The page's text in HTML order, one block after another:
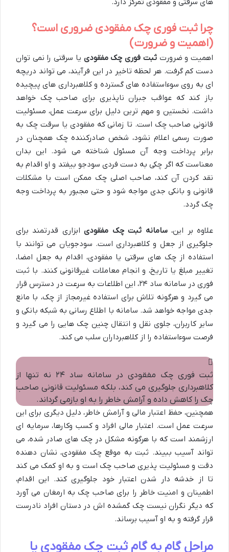
چرا ثبت فوری چک مفقودی ضروری است؟
(اهمیت و ضرورت)
اهمیت و ضرورتثبت فوری چک مفقودی یا سرقتی را نمی توان
دست کم گرفت. هر لحظه تاخیر در این فرآیند، می تواند دریچه
ای به روی سوءاستفاده های گسترده و کلاهبرداری های پیچیده
باز کند که عواقب جبران ناپذیری برای صاحب چک خواهد
داشت. نخستین و مهم ترین دلیل برای سرعت عمل، مسئولیت
قانونی صاحب چک است. تا زمانی که مفقودی یا سرقت چک به
صورت رسمی اعلام نشود، شخص صادرکننده چک همچنان در
برابر پرداخت وجه آن مسئول شناخته می شود. این بدان
معناست که اگر چکی به دست فردی سودجو بیفتد و او اقدام به
نقد کردن آن کند، صاحب اصلی چک ممکن است با مشکلات
قانونی و بانکی جدی مواجه شود و حتی مجبور به پرداخت وجه
چک گردد.
علاوه بر این،سامانه ثبت چک مفقودیابزاری قدرتمند برای
جلوگیری از جعل و کلاهبرداری است. سودجویان می توانند با
استفاده از چک های سرقتی یا مفقودی، اقدام به جعل امضا،
تغییر مبلغ یا تاریخ، و انجام معاملات غیرقانونی کنند. با ثبت
فوری در سامانه ساد ۲۴، این اطلاعات به سرعت در دسترس قرار
می گیرد و هرگونه تلاش برای استفاده غیرمجاز از چک، با مانع
جدی مواجه خواهد شد. سامانه با اطلاع رسانی به شبکه بانکی و
سایر کاربران، جلوی نقل و انتقال چنین چک هایی را می گیرد و
فرصت سوءاستفاده را از کلاهبرداران سلب می کند.
ثبت فوری چک مفقودی در سامانه ساد ۲۴ نه تنها از
کلاهبرداری جلوگیری می کند، بلکه مسئولیت قانونی صاحب
چک را کاهش داده و آرامش خاطر را به او بازمی گرداند.
همچنین، حفظ اعتبار مالی و آرامش خاطر، دلیل دیگری برای این
سرعت عمل است. اعتبار مالی افراد و کسب وکارها، سرمایه ای
ارزشمند است که با هرگونه مشکل در چک های صادر شده، می
تواند آسیب ببیند. ثبت به موقع چک مفقودی، نشان دهنده
دقت و مسئولیت پذیری صاحب چک است و به او کمک می کند
تا از خدشه دار شدن اعتبار خود جلوگیری کند. این اقدام،
اطمینان و امنیت خاطر را برای صاحب چک به ارمغان می آورد
که دیگر نگران نیست چک گمشده اش در دستان افراد نادرست
قرار گرفته و به او آسیب برساند.
مراحل گام به گام ثبت چک مفقودی یا